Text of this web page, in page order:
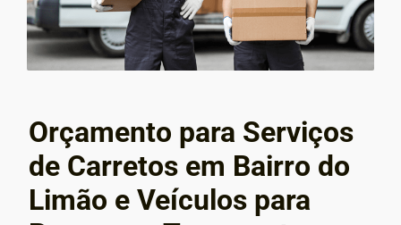
Orçamento para Serviços
de Carretos em Bairro do
Limão e Veículos para